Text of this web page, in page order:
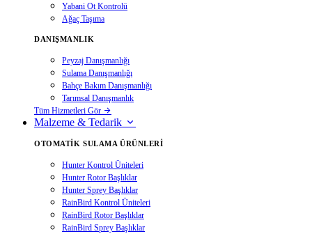
Yabani Ot Kontrolü
Ağaç Taşıma
DANIŞMANLIK
Peyzaj Danışmanlığı
Sulama Danışmanlığı
Bahçe Bakım Danışmanlığı
Tarımsal Danışmanlık
Tüm Hizmetleri Gör
Malzeme & Tedarik
OTOMATIK SULAMA ÜRÜNLERI
Hunter Kontrol Üniteleri
Hunter Rotor Başlıklar
Hunter Sprey Başlıklar
RainBird Kontrol Üniteleri
RainBird Rotor Başlıklar
RainBird Sprey Başlıklar